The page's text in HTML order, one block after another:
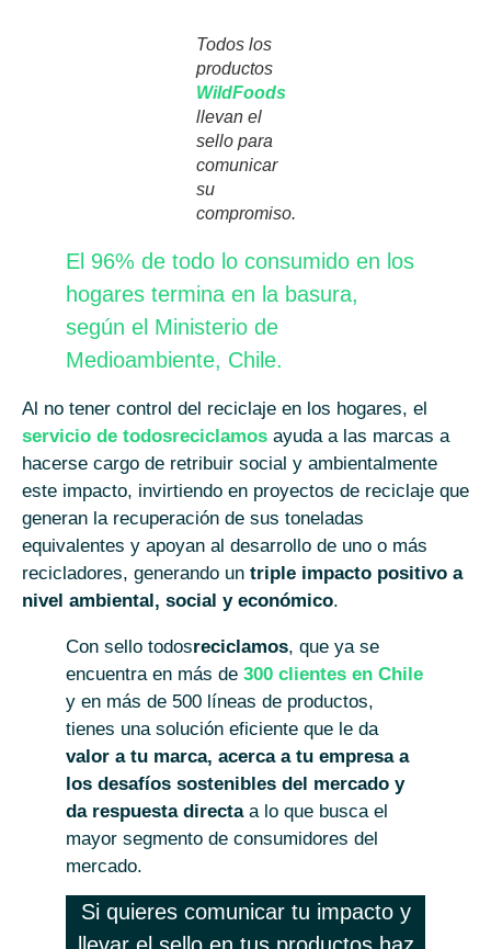
Todos los
productos
WildFoods
llevan el
sello para
comunicar
su
compromiso.
El 96% de todo lo consumido en los
hogares termina en la basura,
según el Ministerio de
Medioambiente, Chile.
Al no tener control del reciclaje en los hogares, el
servicio de todosreciclamos ayuda a las marcas a
hacerse cargo de retribuir social y ambientalmente
este impacto, invirtiendo en proyectos de reciclaje que
generan la recuperación de sus toneladas
equivalentes y apoyan al desarrollo de uno o más
recicladores, generando un triple impacto positivo a
nivel ambiental, social y económico.
Con sello todosreciclamos, que ya se
encuentra en más de 300 clientes en Chile
y en más de 500 líneas de productos,
tienes una solución eficiente que le da
valor a tu marca, acerca a tu empresa a
los desafíos sostenibles del mercado y
da respuesta directaa lo que busca el
mayor segmento de consumidores del
mercado.
Si quieres comunicar tu impacto y